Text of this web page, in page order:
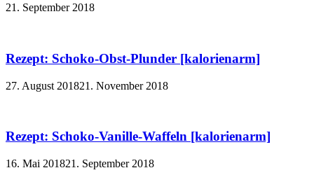
21. September 2018
Rezept: Schoko-Obst-Plunder [kalorienarm]
27. August 201821. November 2018
Rezept: Schoko-Vanille-Waffeln [kalorienarm]
16. Mai 201821. September 2018